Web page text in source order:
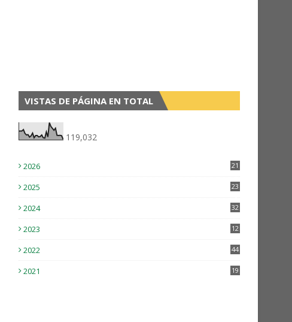
VISTAS DE PÁGINA EN TOTAL
119,032
2026
21
2025
23
2024
32
2023 12
2022 44
2021 19